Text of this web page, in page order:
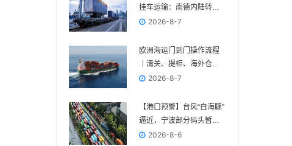
挂车运输：南德内陆转运
多一种组合方案
2026-8-7
欧洲海运门到门操作流程
｜清关、提柜、海外仓与
FBA交付节点
2026-8-7
【港口预警】台风“白海豚”
逼近，宁波部分码头暂停
作业，近期出货请提前规
2026-8-6